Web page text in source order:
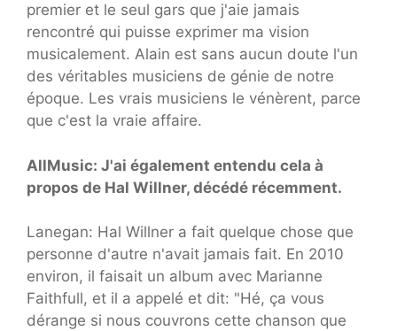
premier et le seul gars que j'aie jamais
rencontré qui puisse exprimer ma vision
musicalement. Alain est sans aucun doute l'un
des véritables musiciens de génie de notre
époque. Les vrais musiciens le vénèrent, parce
que c'est la vraie affaire.
AllMusic: J'ai également entendu cela à
propos de Hal Willner, décédé récemment.
Lanegan: Hal Willner a fait quelque chose que
personne d'autre n'avait jamais fait. En 2010
environ, il faisait un album avec Marianne
Faithfull, et il a appelé et dit: "Hé, ça vous
dérange si nous couvrons cette chanson que